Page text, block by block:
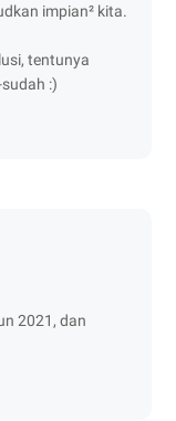
impian² kita.
tentunya
:)
2021, dan